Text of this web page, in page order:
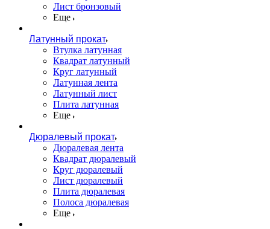
Лист бронзовый
Еще
Латунный прокат
Втулка латунная
Квадрат латунный
Круг латунный
Латунная лента
Латунный лист
Плита латунная
Еще
Дюралевый прокат
Дюралевая лента
Квадрат дюралевый
Круг дюралевый
Лист дюралевый
Плита дюралевая
Полоса дюралевая
Еще